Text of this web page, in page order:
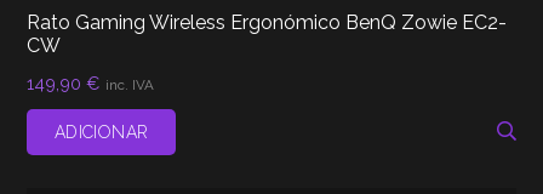
Rato Gaming Wireless Ergonómico BenQ Zowie EC2-
CW
149,90€ inc. IVA
ADICIONAR